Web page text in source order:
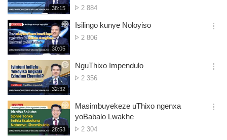
재
생
시
간
38:15
Ibonwe
2 884
기
재
생
시
간
30:05
Isilingo kunye Noloyiso
Ibonwe
2 806
옵
기
재
생
시
간
32:32
NguThixo Impendulo
Ibonwe
2 356
옵
기
재
생
28:53
Masimbuyekeze uThixo ngenxa
yoBabalo Lwakhe
Ibonwe
2 304
옵